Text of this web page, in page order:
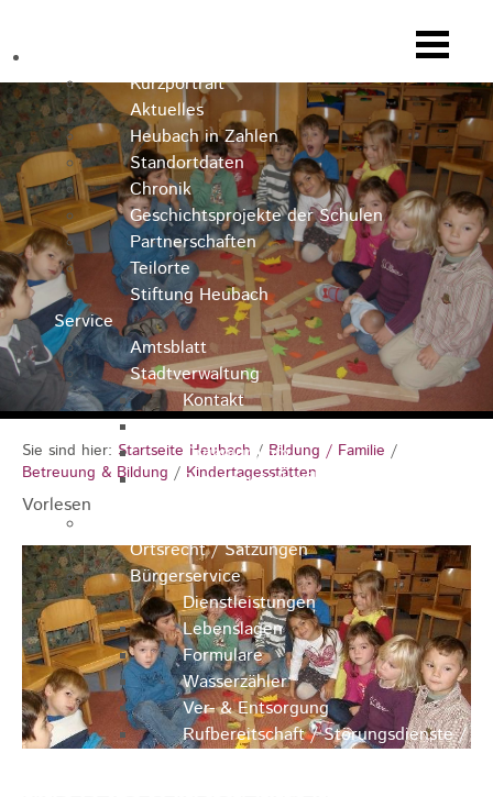
Kurzportrait
Aktuelles
Heubach in Zahlen
Standortdaten
Chronik
Geschichtsprojekte der Schulen
Partnerschaften
Teilorte
Stiftung Heubach
Service
Amtsblatt
Stadtverwaltung
Kontakt
Rathausteam
Organigramm
Stellenausschreibungen
Ortsrecht / Satzungen
Bürgerservice
Dienstleistungen
Lebenslagen
Formulare
Wasserzähler
Ver- & Entsorgung
Rufbereitschaft / Störungsdienste /
Sie sind hier: Startseite Heubach / Bildung / Familie /
Betreuung & Bildung / Kindertagesstätten
Vorlesen